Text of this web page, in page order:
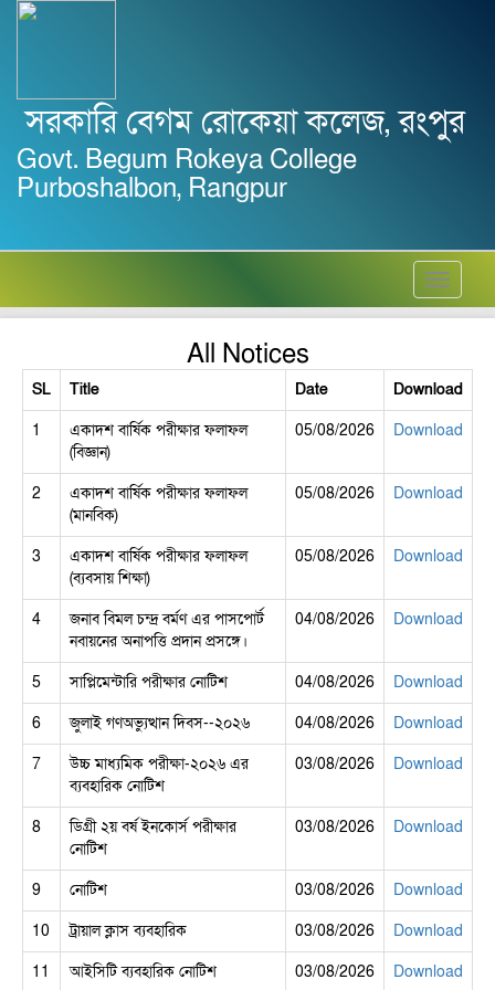
সরকারি বেগম রোকেয়া কলেজ, রংপুর
Govt. Begum Rokeya College
Purboshalbon, Rangpur
Toggle
All Notices
SL Title Date
Download
1
একাদশ বার্ষিক পরীক্ষার ফলাফল
(বিজ্ঞান)
05/08/2026 Download
2
একাদশ বার্ষিক পরীক্ষার ফলাফল
(মানবিক)
05/08/2026 Download
3
একাদশ বার্ষিক পরীক্ষার ফলাফল
(ব্যবসায় শিক্ষা)
05/08/2026 Download
4
জনাব বিমল চন্দ্র বর্মণ এর পাসপোর্ট
নবায়নের অনাপত্তি প্রদান প্রসঙ্গে।
04/08/2026 Download
5 সাপ্লিমেন্টারি পরীক্ষার নোটিশ 04/08/2026
Download
6
জুলাই গণঅভ্যুত্থান দিবস--২০২৬ 04/08/2026
Download
7
উচ্চ মাধ্যমিক পরীক্ষা-২০২৬ এর
ব্যবহারিক নোটিশ
03/08/2026 Download
8
ডিগ্রী ২য় বর্ষ ইনকোর্স পরীক্ষার
নোটিশ
03/08/2026 Download
9 নোটিশ 03/08/2026
Download
10
ট্রায়াল ক্লাস ব্যবহারিক 03/08/2026
Download
11
আইসিটি ব্যবহারিক নোটিশ 03/08/2026
Download